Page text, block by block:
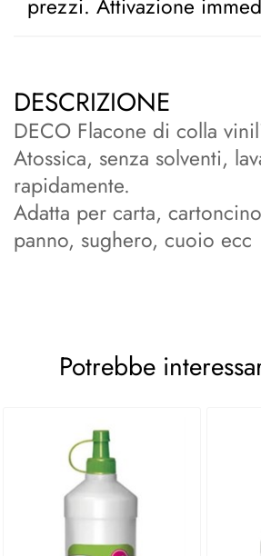
prezzi. Attivazione
DESCRIZIONE
DECO Flacone di colla
Atossica, senza solventi,
rapidamente.
Adatta per carta,
panno, sughero, cuoio ecc
Potrebbe